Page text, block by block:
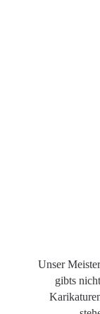
Unser
gibts